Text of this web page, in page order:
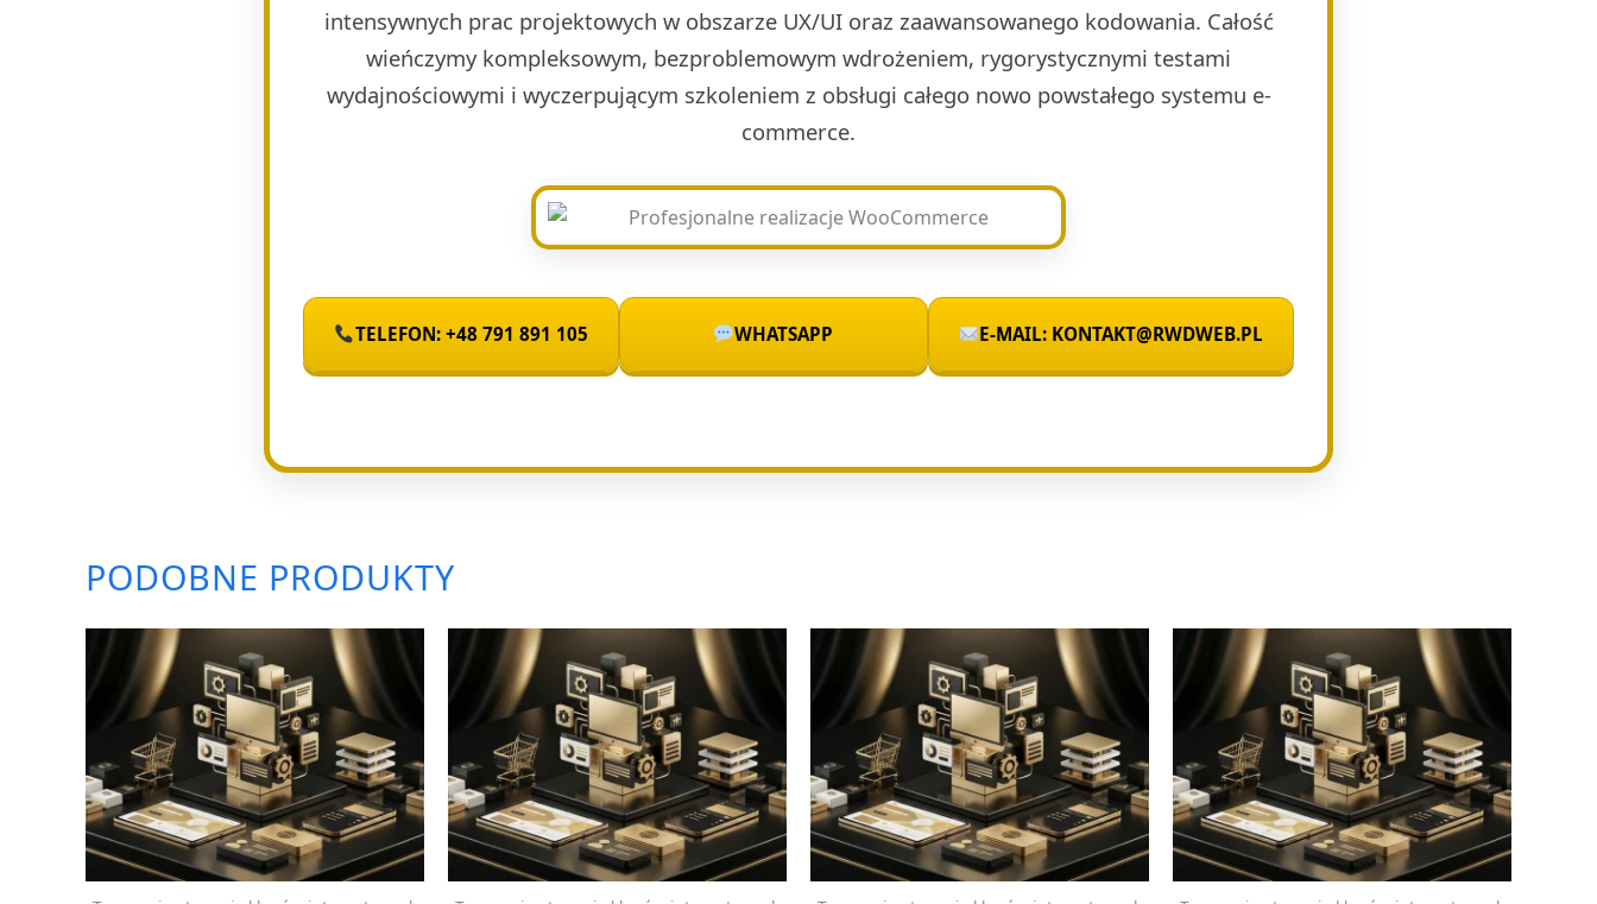
intensywnych prac projektowych w obszarze UX/UI oraz zaawansowanego kodowania. Całość
wieńczymy kompleksowym, bezproblemowym wdrożeniem, rygorystycznymi testami
wydajnościowymi i wyczerpującym szkoleniem z obsługi całego nowo powstałego systemu e-
commerce.
TELEFON: +48 791 891 105 WHATSAPP E-MAIL: KONTAKT@RWDWEB.PL
PODOBNE PRODUKTY